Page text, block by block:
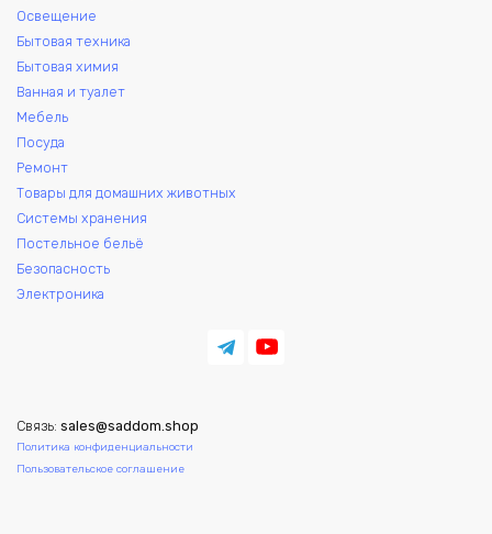
Освещение
Бытовая техника
Бытовая химия
Ванная и туалет
Мебель
Посуда
Ремонт
Товары для домашних животных
Системы хранения
Постельное бельё
Безопасность
Электроника
Связь: sales@saddom.shop
Политика конфиденциальности
Пользовательское соглашение